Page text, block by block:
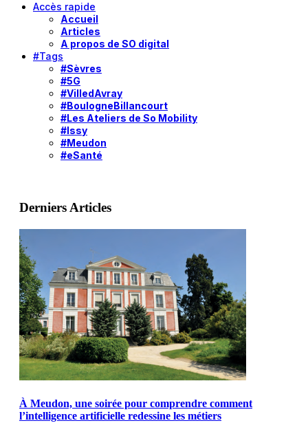
Accès rapide
Accueil
Articles
A propos de SO digital
#Tags
#Sèvres
#5G
#VilledAvray
#BoulogneBillancourt
#Les Ateliers de So Mobility
#Issy
#Meudon
#eSanté
Derniers Articles
À Meudon, une soirée pour comprendre comment
l’intelligence artificielle redessine les métiers